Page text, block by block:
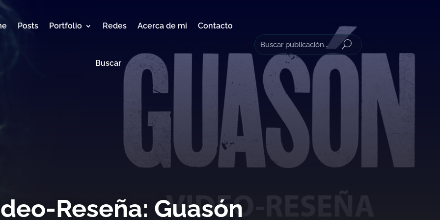
Posts Portfolio Redes Acerca de mi Contacto
Buscar
Reseña: Guasón